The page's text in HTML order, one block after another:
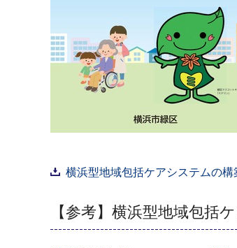
横浜型地域包括ケアシステムの
【参考】横浜型地域包括